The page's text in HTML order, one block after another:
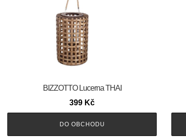
BIZZOTTO Lucerna THAI
399 Kč
DO OBCHODU